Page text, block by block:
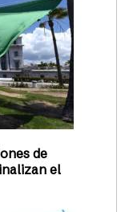
de
el